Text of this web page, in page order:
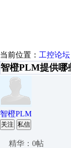
当前位置： 工控论坛
智橙PLM提供哪
智橙PLM
关注 私信
精华：0帖